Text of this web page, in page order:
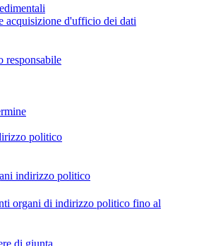
acquisizione d'ufficio dei dati
responsabile
politico
indirizzo politico
organi di indirizzo politico fino al
di giunta